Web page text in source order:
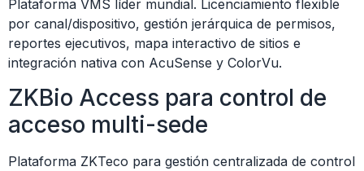
Plataforma VMS líder mundial. Licenciamiento flexible
por canal/dispositivo, gestión jerárquica de permisos,
reportes ejecutivos, mapa interactivo de sitios e
integración nativa con AcuSense y ColorVu.
ZKBio Access para control de
acceso multi-sede
Plataforma ZKTeco para gestión centralizada de control